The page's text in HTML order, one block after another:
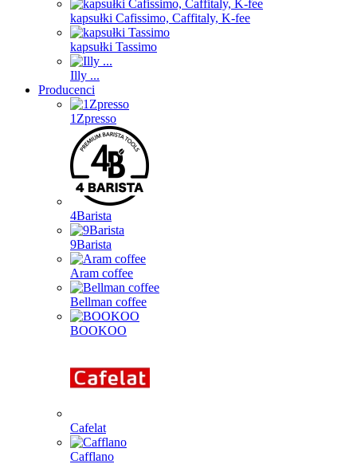
kapsułki Cafissimo, Caffitaly, K-fee
kapsułki Tassimo
Illy ...
Producenci
1Zpresso
4Barista
9Barista
Aram coffee
Bellman coffee
BOOKOO
Cafelat
Cafflano